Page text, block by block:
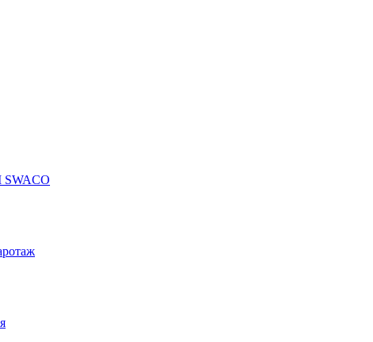
SWACO